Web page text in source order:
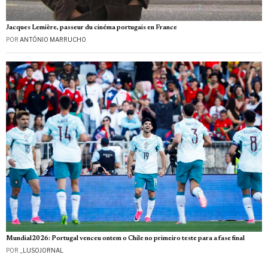
Jacques Lemière, passeur du cinéma portugais en France
POR ANTÓNIO MARRUCHO
Mundial2026: Portugal venceu ontem o Chile no primeiro teste para a fase final
POR _LUSOJORNAL